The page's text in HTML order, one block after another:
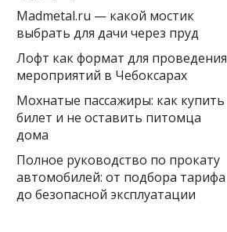
Madmetal.ru — какой мостик
выбрать для дачи через пруд
Лофт как формат для проведения
мероприятий в Чебоксарах
Мохнатые пассажиры: как купить
билет и не оставить питомца
дома
Полное руководство по прокату
автомобилей: от подбора тарифа
до безопасной эксплуатации